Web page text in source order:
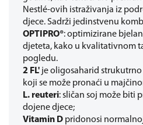
Nestlé-ovih istraživanja iz
djece. Sadrži jedinstvenu
OPTIPRO®: optimizirane
djeteta, kako u kvalitativnom
pogledu.
2 FL' je oligosaharid
koji se može pronaći u
L. reuteri: sličan soj može biti
dojene djece;
Vitamin D pridonosi